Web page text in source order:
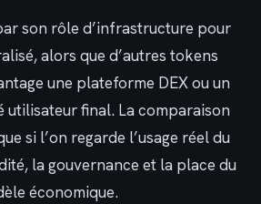
son rôle d’infrastructure pour
alors que d’autres tokens
une plateforme DEX ou un
utilisateur final. La comparaison
si l’on regarde l’usage réel du
la gouvernance et la place du
économique.